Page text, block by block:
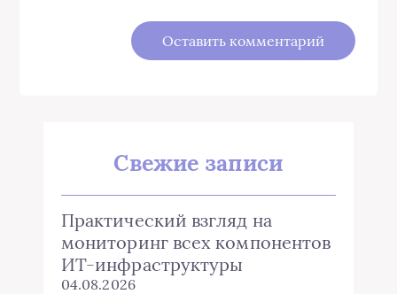
Свежие записи
Практический взгляд на
мониторинг всех компонентов
ИТ-инфраструктуры
04.08.2026